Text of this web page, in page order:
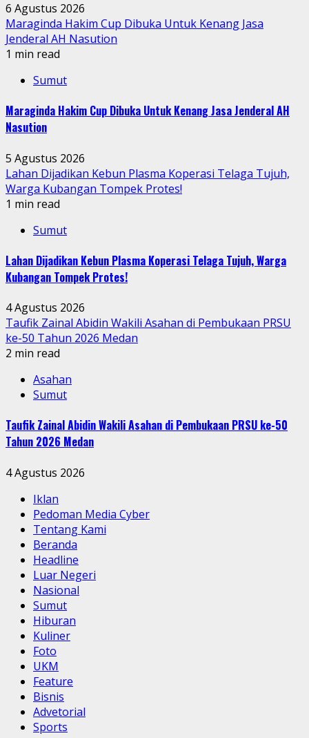
6 Agustus 2026
Maraginda Hakim Cup Dibuka Untuk Kenang Jasa
Jenderal AH Nasution
1 min read
Sumut
Maraginda Hakim Cup Dibuka Untuk Kenang Jasa Jenderal AH
Nasution
5 Agustus 2026
Lahan Dijadikan Kebun Plasma Koperasi Telaga Tujuh,
Warga Kubangan Tompek Protes!
1 min read
Sumut
Lahan Dijadikan Kebun Plasma Koperasi Telaga Tujuh, Warga
Kubangan Tompek Protes!
4 Agustus 2026
Taufik Zainal Abidin Wakili Asahan di Pembukaan PRSU
ke-50 Tahun 2026 Medan
2 min read
Asahan
Sumut
Taufik Zainal Abidin Wakili Asahan di Pembukaan PRSU ke-50
Tahun 2026 Medan
4 Agustus 2026
Iklan
Pedoman Media Cyber
Tentang Kami
Beranda
Headline
Luar Negeri
Nasional
Sumut
Hiburan
Kuliner
Foto
UKM
Feature
Bisnis
Advetorial
Sports